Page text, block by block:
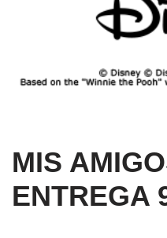
MIS
ENTREGA